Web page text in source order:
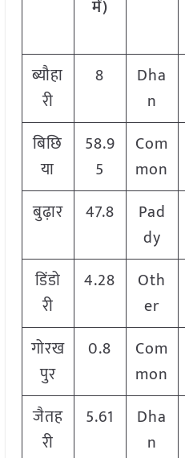
में)
ब्यौहा
री
8
Dha
n
बिछि
या
58.9
5
Com
mon
बुढ़ार 47.8
Pad
dy
डिंडो
री
4.28
Oth
er
गोरख
पुर
0.8
Com
mon
जैतह
री
5.61
Dha
n